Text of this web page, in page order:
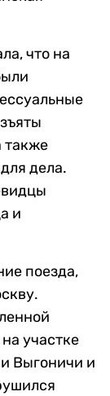
что на
также
дела.
и
поезда,
участке
Выгоничи и